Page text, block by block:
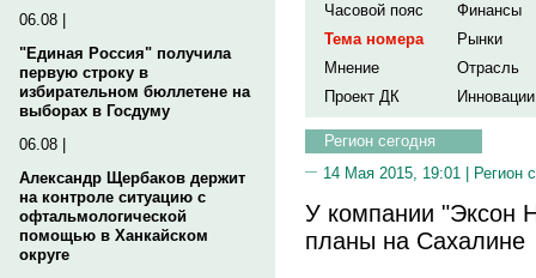
06.08 |
"Единая Россия" получила
первую строку в
избирательном бюллетене на
выборах в Госдуму
06.08 |
Александр Щербаков держит
на контроле ситуацию с
офтальмологической
помощью в Ханкайском
округе
Часовой пояс
Финансы
Тема номера
Рынки
Мнение
Отрасль
Проект ДК
Инновации
Регион сегодня
14 Мая 2015, 19:01 | Регион
У компании "Эксон
планы на Сахалине